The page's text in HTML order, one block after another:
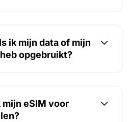
ik mijn data of mijn
opgebruikt?
eSIM voor